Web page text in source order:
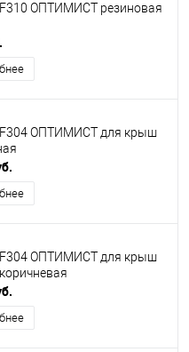
ОПТИМИСТ резиновая
F304 ОПТИМИСТ для крыш
F304 ОПТИМИСТ для крыш